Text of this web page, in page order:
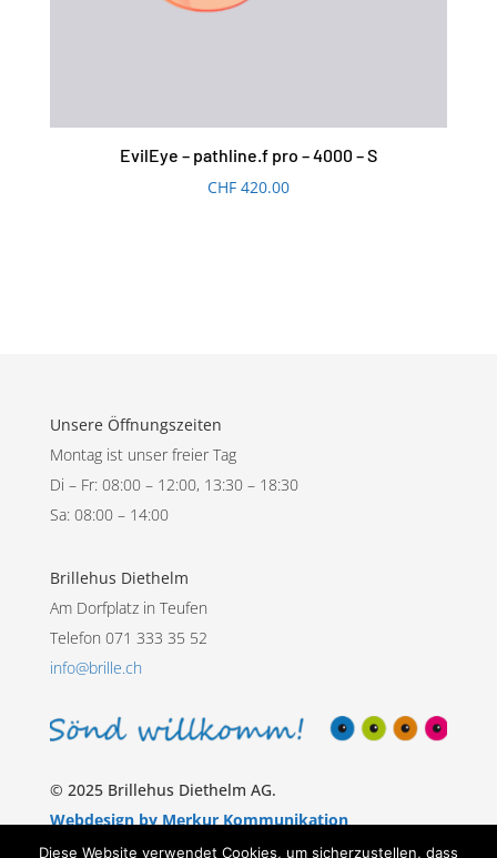
EvilEye – pathline.f pro – 4000 – S
CHF420.00
Unsere Öffnungszeiten
Montag ist unser freier Tag
Di – Fr: 08:00 – 12:00, 13:30 – 18:30
Sa: 08:00 – 14:00
Brillehus Diethelm
Am Dorfplatz in Teufen
Telefon 071 333 35 52
info@brille.ch
© 2025 Brillehus Diethelm AG.
Webdesign by Merkur Kommunikation
Diese Website verwendet Cookies, um sicherzustellen, dass